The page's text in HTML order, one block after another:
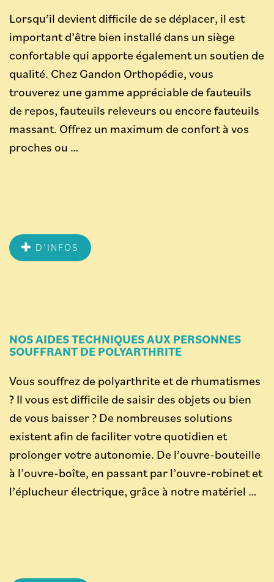
Lorsqu’il devient difficile de se déplacer, il est
important d’être bien installé dans un siège
confortable qui apporte également un soutien de
qualité. Chez Gandon Orthopédie, vous
trouverez une gamme appréciable de fauteuils
de repos, fauteuils releveurs ou encore fauteuils
massant. Offrez un maximum de confort à vos
proches ou …
D’INFOS
NOS AIDES TECHNIQUES AUX PERSONNES
SOUFFRANT DE POLYARTHRITE
Vous souffrez de polyarthrite et de rhumatismes
? Il vous est difficile de saisir des objets ou bien
de vous baisser ? De nombreuses solutions
existent afin de faciliter votre quotidien et
prolonger votre autonomie. De l’ouvre-bouteille
à l’ouvre-boîte, en passant par l’ouvre-robinet et
l’éplucheur électrique, grâce à notre matériel …